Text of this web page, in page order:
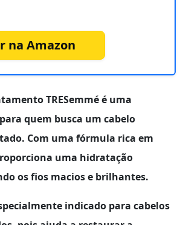
na Amazon
TRESemméé uma
quem busca um cabelo
Com uma fórmula rica em
uma hidratação
os fios macios e brilhantes.
indicado para cabelos